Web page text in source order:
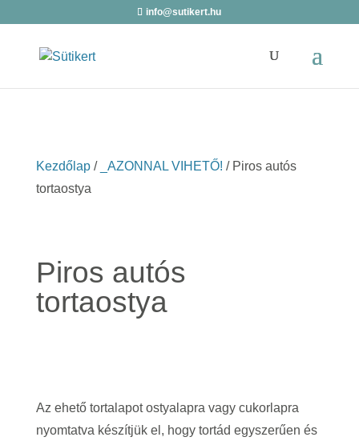
info@sutikert.hu
Kezdőlap/ _AZONNAL VIHETŐ! / Piros autós
tortaostya
Piros autós
tortaostya
Az ehető tortalapot ostyalapra vagy cukorlapra
nyomtatva készítjük el, hogy tortád egyszerűen és